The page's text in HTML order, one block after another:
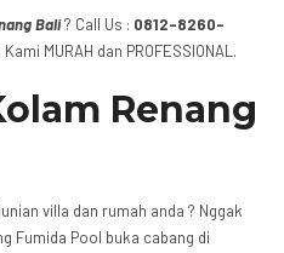
Bali? Call Us : 0812-8260-
MURAH dan PROFESSIONAL.
Renang
villa dan rumah anda ? Nggak
Fumida Pool buka cabang di